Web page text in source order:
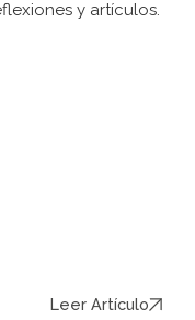
y artículos.
Leer Artículo